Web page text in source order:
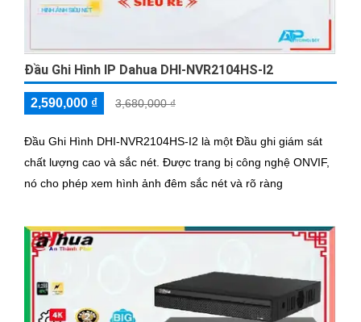
Đầu Ghi Hình IP Dahua DHI-NVR2104HS-I2
2,590,000 ₫ 3,680,000 ₫
Đầu Ghi Hình DHI-NVR2104HS-I2 là một Đầu ghi giám sát
chất lượng cao và sắc nét. Được trang bị công nghệ ONVIF,
nó cho phép xem hình ảnh đêm sắc nét và rõ ràng